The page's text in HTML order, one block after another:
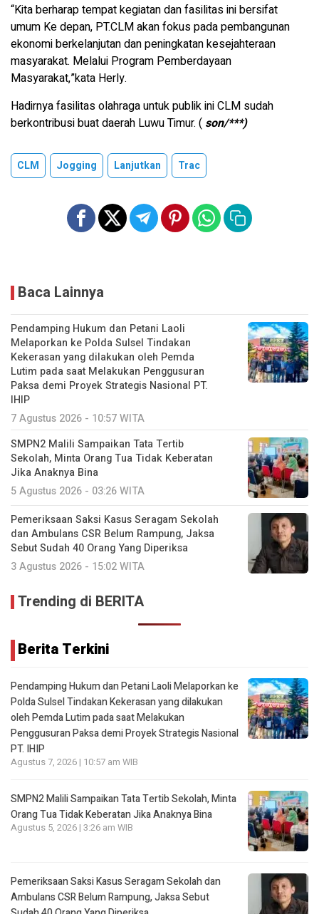
“Kita berharap tempat kegiatan dan fasilitas ini bersifat
umum Ke depan, PT.CLM akan fokus pada pembangunan
ekonomi berkelanjutan dan peningkatan kesejahteraan
masyarakat. Melalui Program Pemberdayaan
Masyarakat,”kata Herly.
Hadirnya fasilitas olahraga untuk publik ini CLM sudah
berkontribusi buat daerah Luwu Timur. ( son/***)
CLM Jogging Lanjutkan Trac
Baca Lainnya
Pendamping Hukum dan Petani Laoli
Melaporkan ke Polda Sulsel Tindakan
Kekerasan yang dilakukan oleh Pemda
Lutim pada saat Melakukan Penggusuran
Paksa demi Proyek Strategis Nasional PT.
IHIP
7 Agustus 2026 - 10:57 WITA
SMPN2 Malili Sampaikan Tata Tertib
Sekolah, Minta Orang Tua Tidak Keberatan
Jika Anaknya Bina
5 Agustus 2026 - 03:26 WITA
Pemeriksaan Saksi Kasus Seragam Sekolah
dan Ambulans CSR Belum Rampung, Jaksa
Sebut Sudah 40 Orang Yang Diperiksa
3 Agustus 2026 - 15:02 WITA
Trending di BERITA
Berita Terkini
Pendamping Hukum dan Petani Laoli Melaporkan ke
Polda Sulsel Tindakan Kekerasan yang dilakukan
oleh Pemda Lutim pada saat Melakukan
Penggusuran Paksa demi Proyek Strategis Nasional
PT. IHIP
Agustus 7, 2026 | 10:57 am WIB
SMPN2 Malili Sampaikan Tata Tertib Sekolah, Minta
Orang Tua Tidak Keberatan Jika Anaknya Bina
Agustus 5, 2026 | 3:26 am WIB
Pemeriksaan Saksi Kasus Seragam Sekolah dan
Ambulans CSR Belum Rampung, Jaksa Sebut